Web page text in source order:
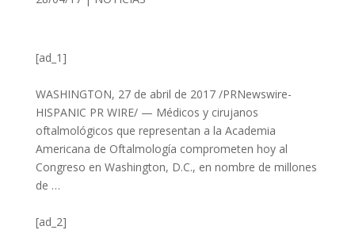
[ad_1]
WASHINGTON, 27 de abril de 2017 /PRNewswire-
HISPANIC PR WIRE/ — Médicos y cirujanos
oftalmológicos que representan a la Academia
Americana de Oftalmología comprometen hoy al
Congreso en Washington, D.C., en nombre de millones
de …
[ad_2]